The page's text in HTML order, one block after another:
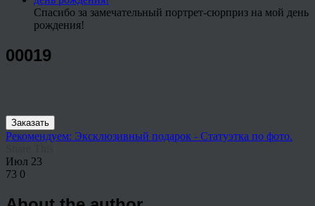
Спасибо за замечательный портрет-сюрприз на мой день
рождения!
00019
Заказать
Рекомендуем: Эксклюзивный подарок - Статуэтка по фото.
Июл 23
73 0